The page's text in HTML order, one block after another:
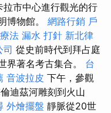
拉市中心進行觀光的行
博物館。 網路行銷 戶
法 漏水 打針 新北律
司 從史前時代到拜占庭
界著名考古集合。 台
音波拉皮 下午，參觀
迪茲河雕刻到火山
外燴擺盤 靜脈從20世